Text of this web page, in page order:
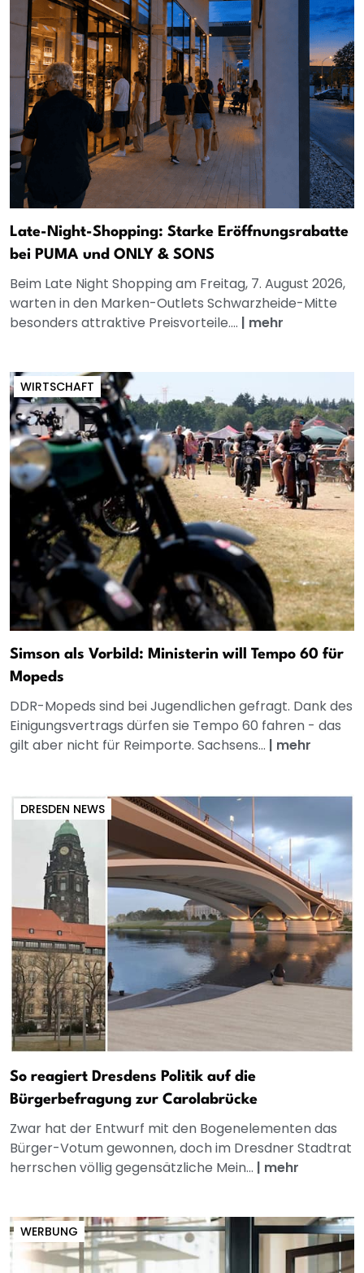
Late-Night-Shopping: Starke Eröffnungsrabatte
bei PUMA und ONLY & SONS
Beim Late Night Shopping am Freitag, 7. August 2026,
warten in den Marken-Outlets Schwarzheide-Mitte
besonders attraktive Preisvorteile.... | mehr
WIRTSCHAFT
Simson als Vorbild: Ministerin will Tempo 60 für
Mopeds
DDR-Mopeds sind bei Jugendlichen gefragt. Dank des
Einigungsvertrags dürfen sie Tempo 60 fahren - das
gilt aber nicht für Reimporte. Sachsens... | mehr
DRESDEN NEWS
So reagiert Dresdens Politik auf die
Bürgerbefragung zur Carolabrücke
Zwar hat der Entwurf mit den Bogenelementen das
Bürger-Votum gewonnen, doch im Dresdner Stadtrat
herrschen völlig gegensätzliche Mein... | mehr
WERBUNG